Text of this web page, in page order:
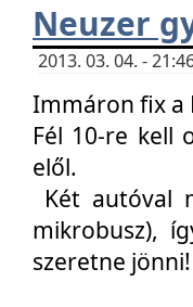
Neuzer
2013. 03. 04. -
Immáron fix a
Fél 10-re kell
elől.
Két autóval
mikrobusz),
szeretne jönni!